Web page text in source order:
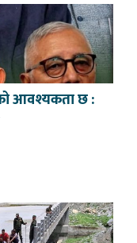
आवश्यकता छ :